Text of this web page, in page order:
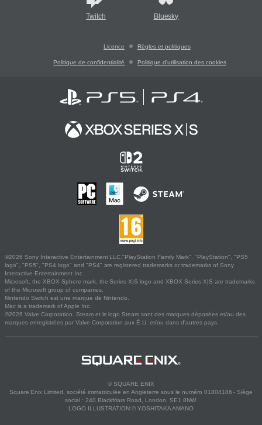
Twitch Bluesky
Licence Règles et politiques
Politique de confidentialité Politique d'utilisation des cookies
©2026 Sony Interactive Entertainment LLC."PlayStation Family Mark", "PlayStation", "PS5
logo", "PS5", "PS4 logo" and "PS4" are registered trademarks or trademarks of Sony
Interactive Entertainment Inc.
Microsoft, the XBOX Sphere mark, the Series X|S logo and XBOX Series X|S are trademarks
of the Microsoft group of companies.
Nintendo Switch est une marque de Nintendo.
Mac is a trademark of Apple Inc.
©2026 Valve Corporation. Steam et le logo Steam sont des marques déposées et/ou des
marques enregistrées par Valve Corporation aux É.U. et/ou dans d'autres pays.
© SQUARE ENIX
Square Enix Limited, société immatriculée en Angleterre sous le numéro 01804186 - Siège
social : 240 Blackfriars Road, London, SE1 8NW.
LOGO ILLUSTRATION:© YOSHITAKA AMANO